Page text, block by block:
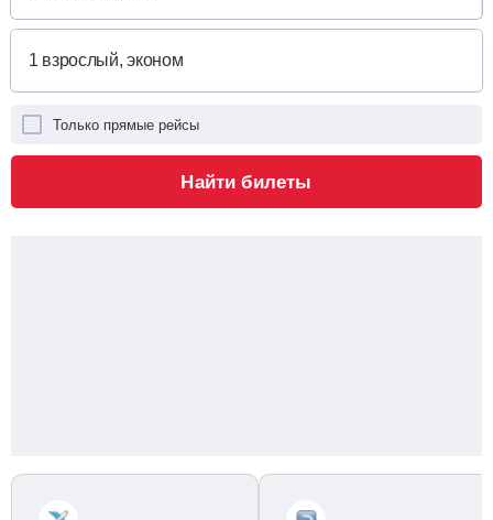
Только прямые рейсы
Найти билеты